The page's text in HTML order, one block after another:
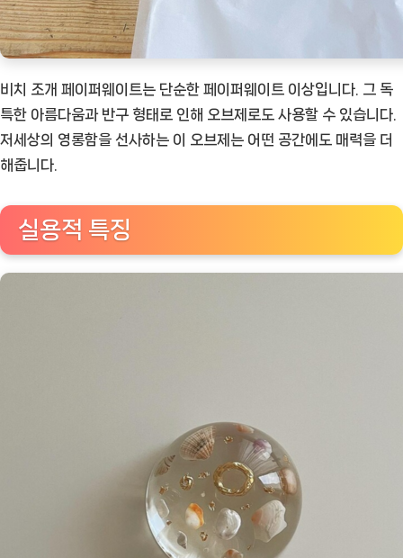
비치 조개 페이퍼웨이트는 단순한 페이퍼웨이트 이상입니다. 그 독
특한 아름다움과 반구 형태로 인해 오브제로도 사용할 수 있습니다.
저세상의 영롱함을 선사하는 이 오브제는 어떤 공간에도 매력을 더
해줍니다.
실용적 특징